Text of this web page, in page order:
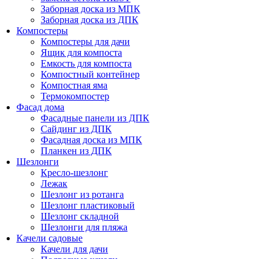
Заборная доска из МПК
Заборная доска из ДПК
Компостеры
Компостеры для дачи
Ящик для компоста
Емкость для компоста
Компостный контейнер
Компостная яма
Термокомпостер
Фасад дома
Фасадные панели из ДПК
Сайдинг из ДПК
Фасадная доска из МПК
Планкен из ДПК
Шезлонги
Кресло-шезлонг
Лежак
Шезлонг из ротанга
Шезлонг пластиковый
Шезлонг складной
Шезлонги для пляжа
Качели садовые
Качели для дачи